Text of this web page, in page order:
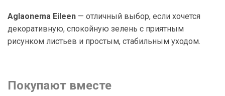
Aglaonema Eileen — отличный выбор, если хочется
декоративную, спокойную зелень с приятным
рисунком листьев и простым, стабильным уходом.
Покупают вместе